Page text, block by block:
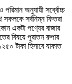
অনুযায়ী সর্ব্বোচ্চ
সকলকে সর্বনিম্ন ফিতরা
একটা পণ্যের বাজার
বিষয়ে পুরাতন রুপার
টাকা হিসাবে যাকাত